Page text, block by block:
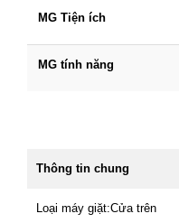
MG Tiện ích
MG tính năng
Thông tin chung
Loại máy giặt:Cửa trên